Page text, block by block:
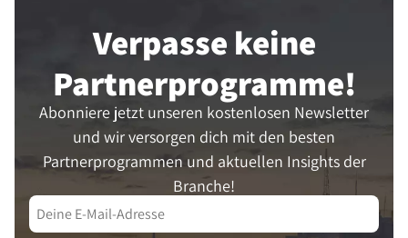
Verpasse keine
Partner­programme!
Abonniere jetzt unseren kostenlosen Newsletter
und wir versorgen dich mit den besten
Partnerprogrammen und aktuellen Insights der
Branche!